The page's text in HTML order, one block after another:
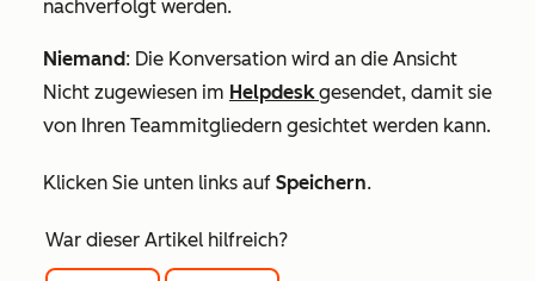
nachverfolgt werden.
Niemand: Die Konversation wird an die Ansicht
Nicht zugewiesen im Helpdeskgesendet, damit sie
von Ihren Teammitgliedern gesichtet werden kann.
Klicken Sie unten links auf Speichern.
War dieser Artikel hilfreich?